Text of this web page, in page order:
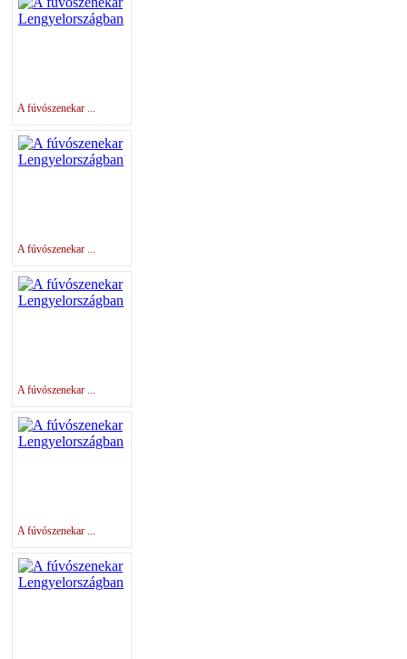
A fúvószenekar ...
A fúvószenekar ...
A fúvószenekar ...
A fúvószenekar ...